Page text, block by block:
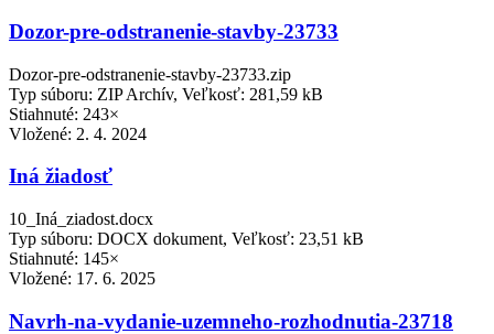
Dozor-pre-odstranenie-stavby-23733
Dozor-pre-odstranenie-stavby-23733.zip
Typ súboru: ZIP Archív, Veľkosť: 281,59 kB
Stiahnuté: 243×
Vložené: 2. 4. 2024
Iná žiadosť
10_Iná_ziadost.docx
Typ súboru: DOCX dokument, Veľkosť: 23,51 kB
Stiahnuté: 145×
Vložené: 17. 6. 2025
Navrh-na-vydanie-uzemneho-rozhodnutia-23718